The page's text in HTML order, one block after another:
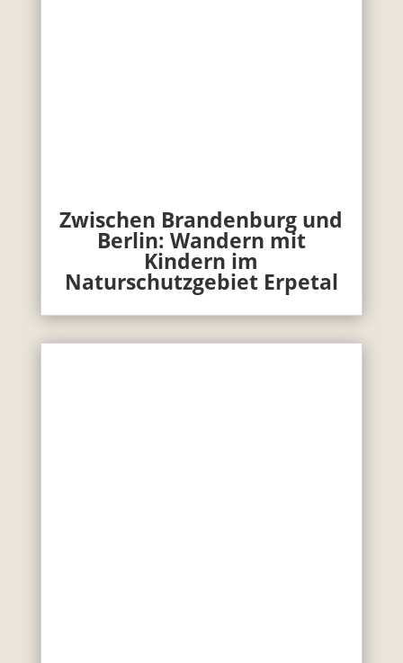
Zwischen Brandenburg und
Berlin: Wandern mit
Kindern im
Naturschutzgebiet Erpetal